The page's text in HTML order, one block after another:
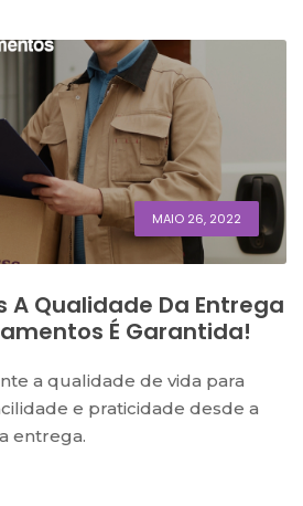
MAIO 26, 2022
A Qualidade Da Entrega
É Garantida!
a qualidade de vida para
e praticidade desde a
entrega.